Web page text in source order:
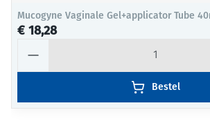
Mucogyne Vaginale Gel+applicator Tube
€ 18,28
Bestel